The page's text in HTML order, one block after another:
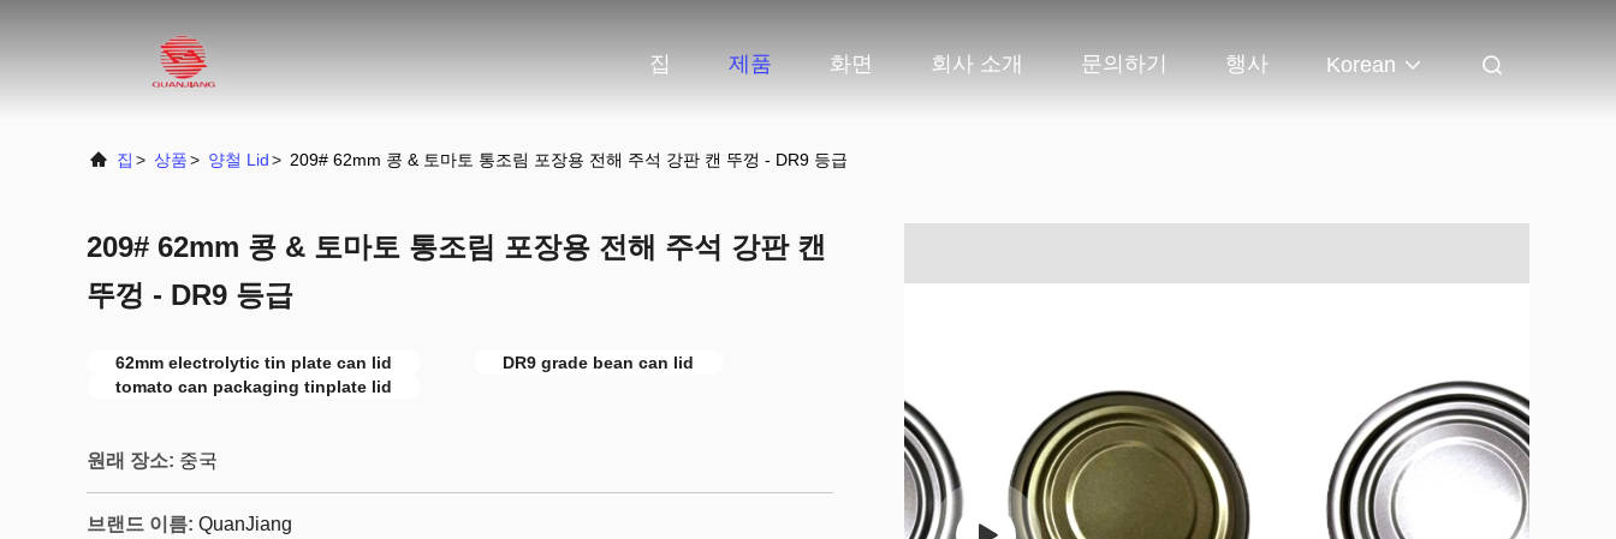
집 제품 화면 회사 소개 문의하기 행사 Korean
집 > 상품> 양철 Lid> 209# 62mm 콩 & 토마토 통조림 포장용 전해 주석 강판 캔 뚜껑 - DR9 등급
209# 62mm 콩 & 토마토 통조림 포장용 전해 주석 강판 캔
뚜껑 - DR9 등급
62mm electrolytic tin plate can lid
DR9 grade bean can lid
tomato can packaging tinplate lid
원래 장소: 중국
브랜드 이름: QuanJiang